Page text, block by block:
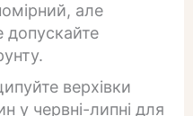
але
допускайте
верхівки
у червні-липні для